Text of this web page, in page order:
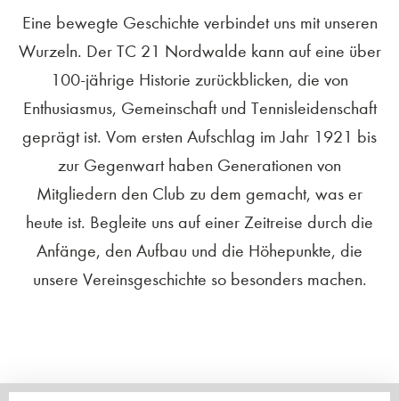
Eine bewegte Geschichte verbindet uns mit unseren
Wurzeln. Der TC 21 Nordwalde kann auf eine über
100-jährige Historie zurückblicken, die von
Enthusiasmus, Gemeinschaft und Tennisleidenschaft
geprägt ist. Vom ersten Aufschlag im Jahr 1921 bis
zur Gegenwart haben Generationen von
Mitgliedern den Club zu dem gemacht, was er
heute ist. Begleite uns auf einer Zeitreise durch die
Anfänge, den Aufbau und die Höhepunkte, die
unsere Vereinsgeschichte so besonders machen.